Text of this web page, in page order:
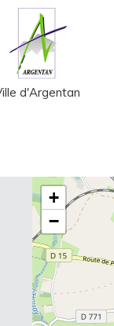
d'Argentan
+
−